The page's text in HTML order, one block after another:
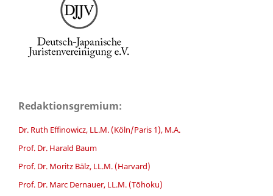
Redaktionsgremium:
Dr. Ruth Effinowicz, LL.M. (Köln/Paris 1), M.A.
Prof. Dr. Harald Baum
Prof. Dr. Moritz Bälz, LL.M. (Harvard)
Prof. Dr. Marc Dernauer, LL.M. (Tōhoku)